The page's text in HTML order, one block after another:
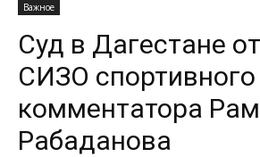
Важное
Суд в Дагестане
СИЗО спортивного
комментатора
Рабаданова